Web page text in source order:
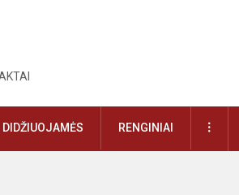
DIDŽIUOJAMĖS RENGINIAI